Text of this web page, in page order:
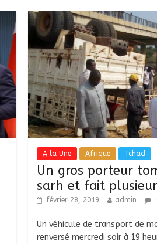
A la Une Afrique Tchad
Un gros porteur
sarh et fait
février 28, 2019 admin
Un véhicule de transport de
renversé mercredi soir à 19